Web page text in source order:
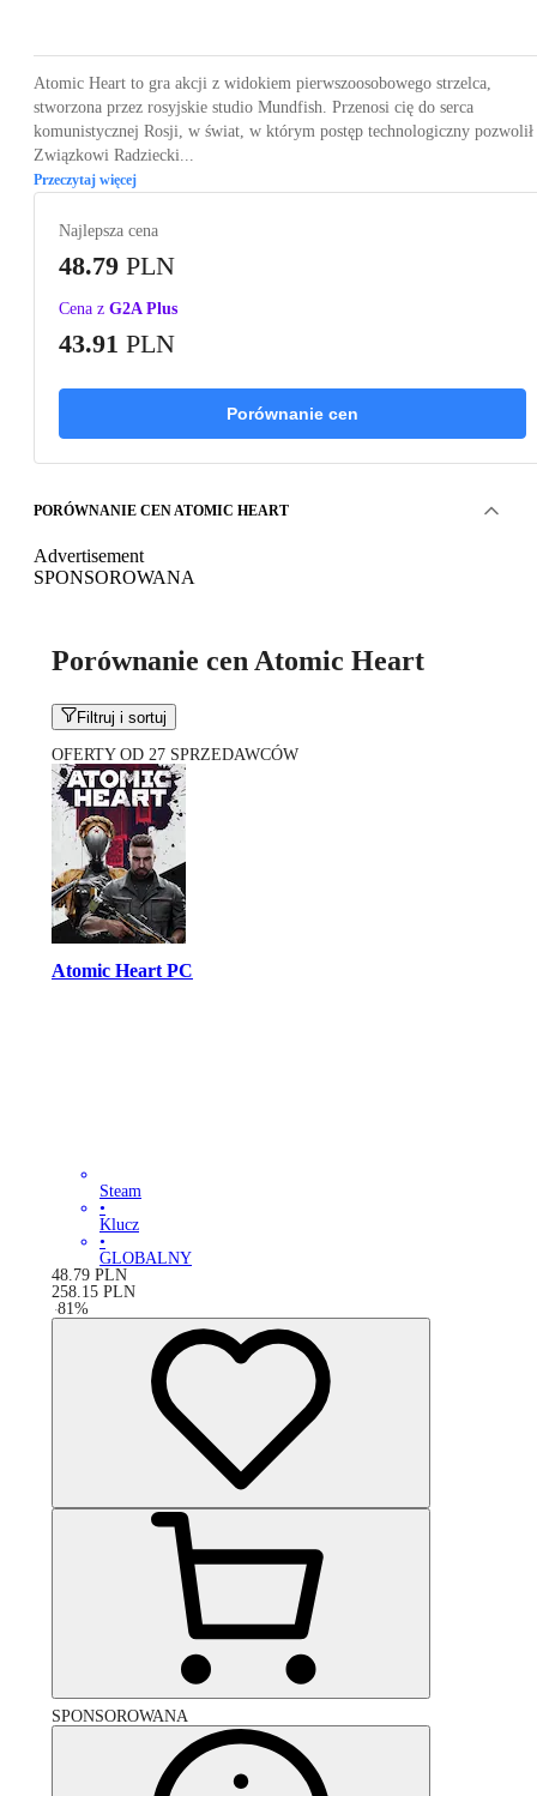
Atomic Heart to gra akcji z widokiem pierwszoosobowego strzelca,
stworzona przez rosyjskie studio Mundfish. Przenosi cię do serca
komunistycznej Rosji, w świat, w którym postęp technologiczny pozwolił
Związkowi Radziecki...
Przeczytaj więcej
Najlepsza cena
48.79 PLN
Cena z G2A Plus
43.91 PLN
Porównanie cen
PORÓWNANIE CEN ATOMIC HEART
Advertisement
SPONSOROWANA
Porównanie cen Atomic Heart
Filtruj i sortuj
OFERTY OD 27 SPRZEDAWCÓW
Atomic Heart PC
Steam
•
Klucz
•
GLOBALNY
48.79 PLN
258.15 PLN
-81 %
SPONSOROWANA